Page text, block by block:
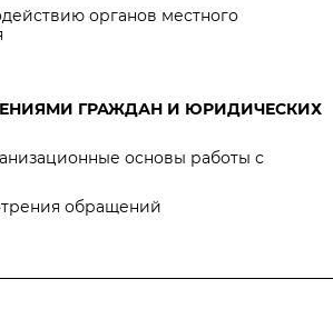
органов местного
ГРАЖДАН И ЮРИДИЧЕСКИХ
основы работы с
обращений